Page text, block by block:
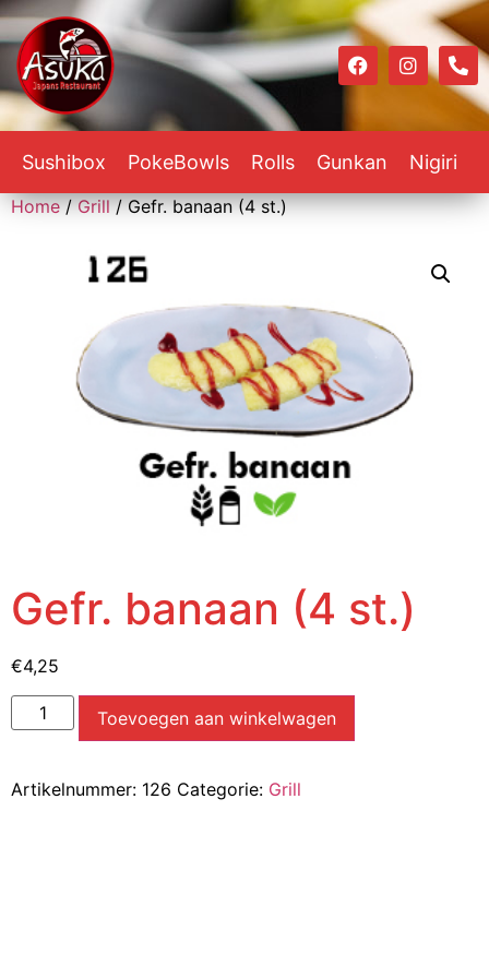
Sushibox PokeBowls Rolls Gunkan Nigiri
Home/Grill/ Gefr. banaan (4 st.)
Gefr. banaan (4 st.)
€4,25
Toevoegen aan winkelwagen
Artikelnummer: 126 Categorie: Grill